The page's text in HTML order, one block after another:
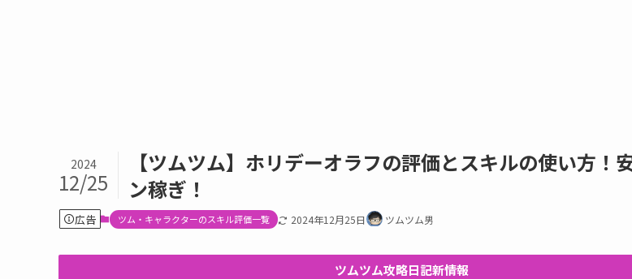
【ツムツム】ホリデーオラフの評価とスキルの使い方！
ン稼ぎ！
2024
12/25
広告 ツム・キャラクターのスキル評価一覧 2024年12月25日 ツムツム男
ツムツム攻略日記新情報